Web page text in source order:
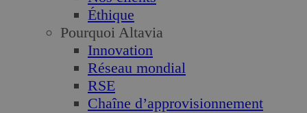
Éthique
Pourquoi Altavia
Innovation
Réseau mondial
RSE
Chaîne d’approvisionnement